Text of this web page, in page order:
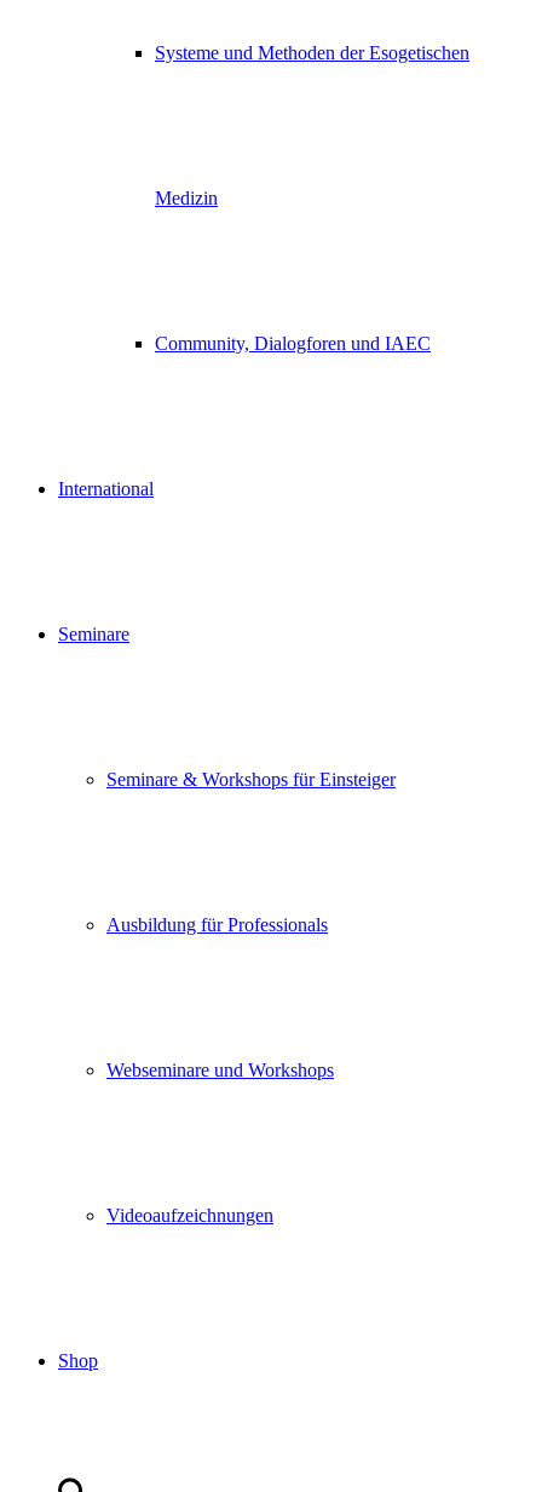
Systeme und Methoden der Esogetischen
Medizin
Community, Dialogforen und IAEC
International
Seminare
Seminare & Workshops für Einsteiger
Ausbildung für Professionals
Webseminare und Workshops
Videoaufzeichnungen
Shop